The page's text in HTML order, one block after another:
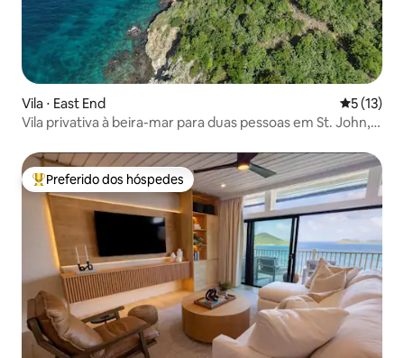
Vila ⋅ East End 5 de uma
5 (13)
Vila privativa à beira-mar para duas pessoas em St. John,
Entre os melhores preferidos dos hóspedes
Preferido dos hóspedes